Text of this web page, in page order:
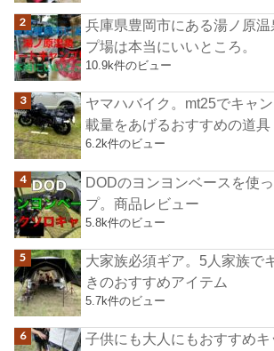
兵庫県豊岡市にある湯ノ原
プ場は本当にいいところ。
10.9k件のビュー
ヤマハバイク。mt25でキャ
載量をあげるおすすめの道具
6.2k件のビュー
DODのヨンヨンベースを使
プ。商品レビュー
5.8k件のビュー
大家族必須ギア。5人家族で
きのおすすめアイテム
5.7k件のビュー
子供にも大人にもおすすめキ